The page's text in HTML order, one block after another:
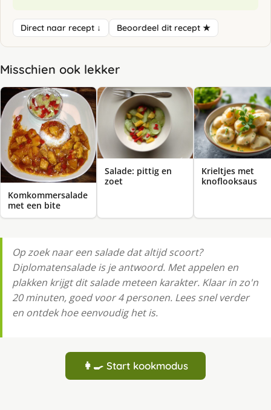
Direct naar recept ↓ Beoordeel dit recept ★
Misschien ook lekker
Komkommersalade
met een bite
Salade: pittig en
zoet
Krieltjes met
knoflooksaus
Op zoek naar een salade dat altijd scoort?
Diplomatensalade is je antwoord. Met appelen en
plakken krijgt dit salade meteen karakter. Klaar in zo'n
20 minuten, goed voor 4 personen. Lees snel verder
en ontdek hoe eenvoudig het is.
👩‍🍳 Start kookmodus